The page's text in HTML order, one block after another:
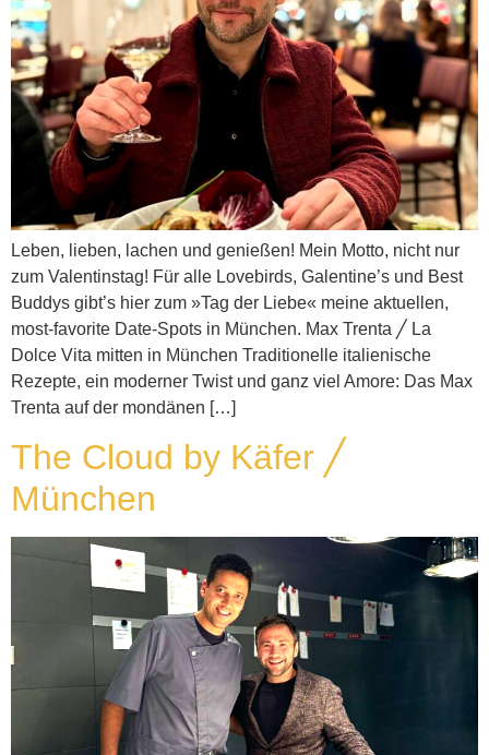
Leben, lieben, lachen und genießen! Mein Motto, nicht nur
zum Valentinstag! Für alle Lovebirds, Galentine’s und Best
Buddys gibt’s hier zum »Tag der Liebe« meine aktuellen,
most-favorite Date-Spots in München. Max Trenta ╱ La
Dolce Vita mitten in München Traditionelle italienische
Rezepte, ein moderner Twist und ganz viel Amore: Das Max
Trenta auf der mondänen […]
The Cloud by Käfer ╱
München